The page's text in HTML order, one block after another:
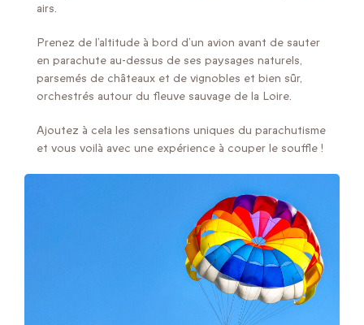
airs.
Prenez de l’altitude à bord d’un avion avant de sauter
en parachute au-dessus de ses paysages naturels,
parsemés de châteaux et de vignobles et bien sûr,
orchestrés autour du fleuve sauvage de la Loire.
Ajoutez à cela les sensations uniques du parachutisme
et vous voilà avec une expérience à couper le souffle !